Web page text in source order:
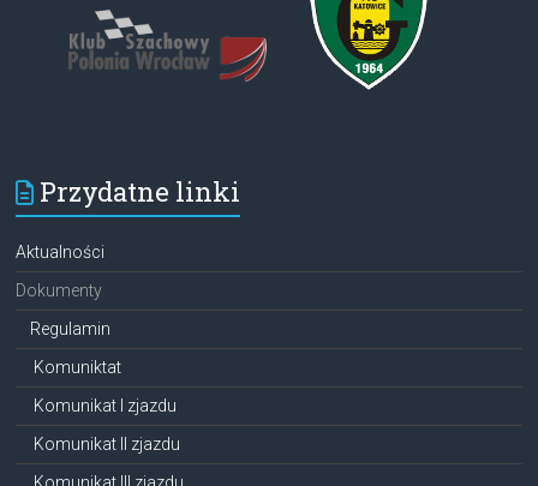
Przydatne linki
Aktualności
Dokumenty
Regulamin
Komuniktat
Komunikat I zjazdu
Komunikat II zjazdu
Komunikat III zjazdu